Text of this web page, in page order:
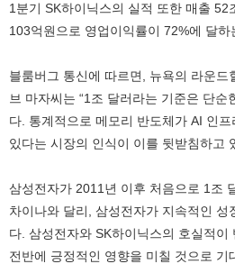
1분기 SK하이닉스의 실적 또한 매출
103억원으로 영업이익률이 72%에 달하
블룸버그 통신에 따르면, 뉴욕의 라운드
브 마자씨는 “1조 달러라는 기준은 단순
다. 통계적으로 메모리 반도체가 AI 인
있다는 시장의 인식이 이를 뒷받침하고
삼성전자가 2011년 이후 처음으로 1조
차이나와 달리, 삼성전자가 지속적인 성
다. 삼성전자와 SK하이닉스의 호실적이
전반에 긍정적인 영향을 미칠 것으로 기